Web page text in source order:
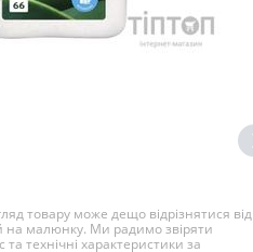
товару може дещо відрізнятися від
на малюнку. Ми радимо звіряти
технічні характеристики за